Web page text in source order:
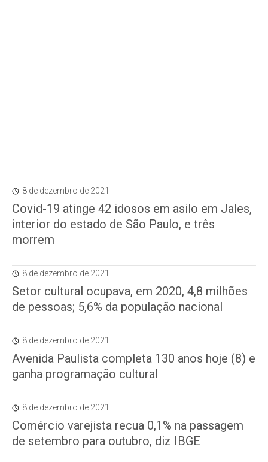
8 de dezembro de 2021
Covid-19 atinge 42 idosos em asilo em Jales,
interior do estado de São Paulo, e três
morrem
8 de dezembro de 2021
Setor cultural ocupava, em 2020, 4,8 milhões
de pessoas; 5,6% da população nacional
8 de dezembro de 2021
Avenida Paulista completa 130 anos hoje (8) e
ganha programação cultural
8 de dezembro de 2021
Comércio varejista recua 0,1% na passagem
de setembro para outubro, diz IBGE